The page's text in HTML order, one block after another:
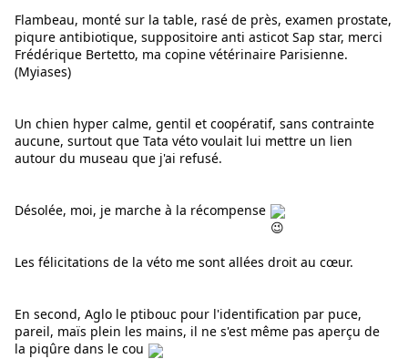
Flambeau, monté sur la table, rasé de près, examen prostate,
Frédérique Bertetto, ma copine vétérinaire Parisienne.
(Myiases)
Un chien hyper calme, gentil et coopératif, sans contrainte
aucune, surtout que Tata véto voulait lui mettre un lien
autour du museau que j'ai refusé.
Désolée, moi, je marche à la récompense
Les félicitations de la véto me sont allées droit au cœur.
En second, Aglo le ptibouc pour l'identification par puce,
pareil, maïs plein les mains, il ne s'est même pas aperçu de
la piqûre dans le cou